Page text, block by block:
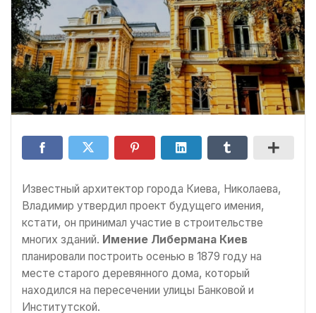
Известный архитектор города Киева, Николаева,
Владимир утвердил проект будущего имения,
кстати, он принимал участие в строительстве
многих зданий. Имение Либермана Киев
планировали построить осенью в 1879 году на
месте старого деревянного дома, который
находился на пересечении улицы Банковой и
Институтской.